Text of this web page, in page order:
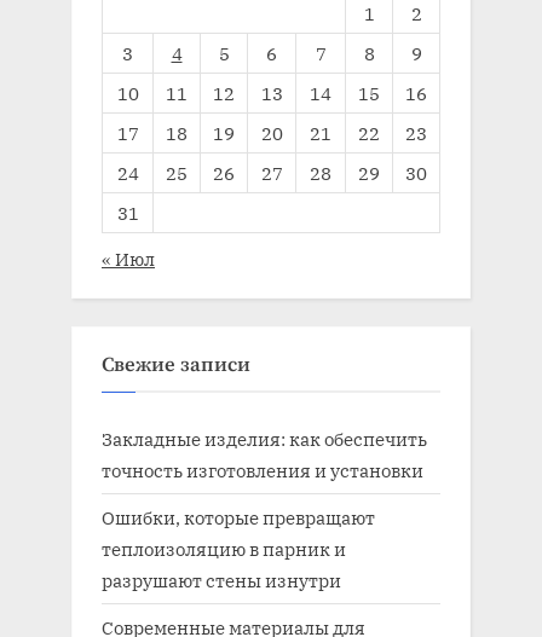
1
2
3
4 5 6 7 8
9
10
11 12 13 14 15
16
17
18 19 20 21 22
23
24
25 26 27 28 29
30
31
« Июл
Свежие записи
Закладные изделия: как обеспечить
точность изготовления и установки
Ошибки, которые превращают
теплоизоляцию в парник и
разрушают стены изнутри
Современные материалы для